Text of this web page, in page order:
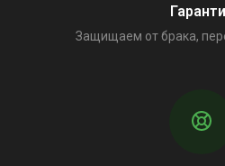
Защищаем от брака,